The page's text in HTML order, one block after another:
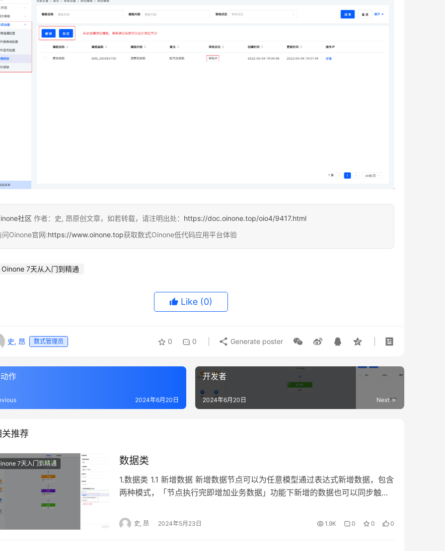
社区 作者：史, 昂原创文章，如若转载，请注明出处： https://doc.oinone.top/oio4/9417.html
问Oinone官网:https://www.oinone.top获取数式Oinone低代码应用平台体验
Oinone 7天从入门到精通
Like (0)
史, 昂 数式管理员 0 0 Generate poster
作
2024年6月20日
开发者
Next
2024年6月20日
关推荐
7天入门到精通 数据类
1.数据类 1.1 新增数据 新增数据节点可以为任意模型通过表达式新增数据，包含
两种模式，「节点执行完即增加业务数据」功能下新增的数据也可以同步触发
程，数据仅可用于后续流程使用。 流程增加的数据在节点执行时就生效。 1.2
史, 昂 2024年5月23日 1.9K 0 0 0